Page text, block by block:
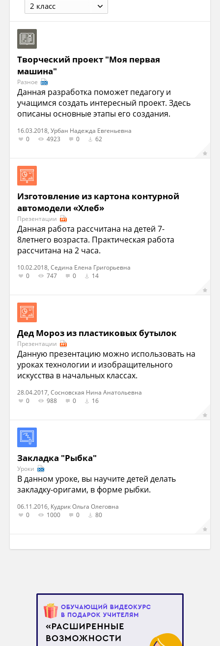
2 класс
Творческий проект "Моя первая
машина"
Разное
Данная разработка поможет педагогу и
учащимся создать интересный проект. Здесь
описаны основные этапы его создания.
16.03.2018, Урбан Надежда Евгеньевна
0
4923 0 62
Изготовление из картона контурной
автомодели «Хлеб»
Презентации
Данная работа рассчитана на детей 7-
8летнего возраста. Практическая работа
рассчитана на 2 часа.
10.02.2018, Седина Елена Григорьевна
0
747 0 14
Дед Мороз из пластиковых бутылок
Презентации
Данную презентацию можно использовать на
уроках технологии и изобращительного
искусства в начальных классах.
28.04.2017, Сосновская Нина Анатольевна
0
988 0 16
Закладка "Рыбка"
Уроки
В данном уроке, вы научите детей делать
закладку-оригами, в форме рыбки.
06.11.2016, Кудрик Ольга Олеговна
0
1000 0 80